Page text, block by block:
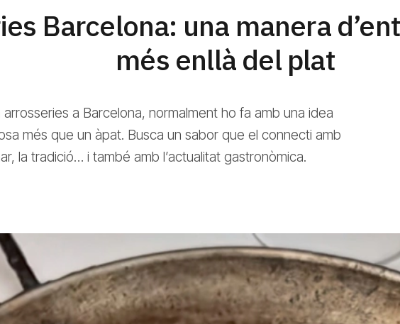
Barcelona: una manera
més enllà del plat
a Barcelona, normalment ho fa amb una idea
més que un àpat. Busca un sabor que el connecti amb
la tradició… i també amb l’actualitat gastronòmica.